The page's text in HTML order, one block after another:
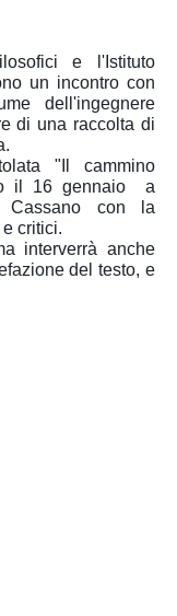
e l' Istituto
un incontro con
dell'ingegnere
di una raccolta di
" Il cammino
il 16 gennaio
Cassano con la
critici.